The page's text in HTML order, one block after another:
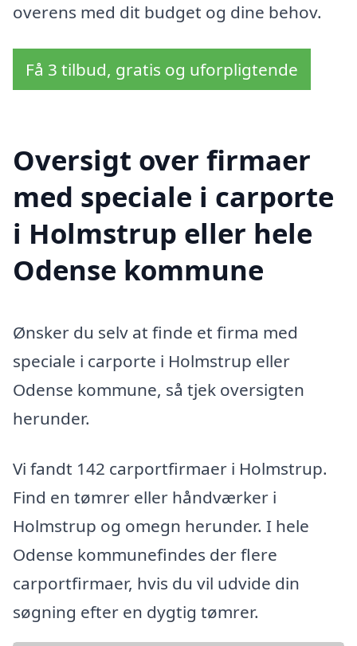
overens med dit budget og dine behov.
Få 3 tilbud, gratis og uforpligtende
Oversigt over firmaer
med speciale i carporte
i Holmstrup eller hele
Odense kommune
Ønsker du selv at finde et firma med
speciale i carporte i Holmstrup eller
Odense kommune, så tjek oversigten
herunder.
Vi fandt 142 carportfirmaer i Holmstrup.
Find en tømrer eller håndværker i
Holmstrup og omegn herunder. I hele
Odense kommunefindes der flere
carportfirmaer, hvis du vil udvide din
søgning efter en dygtig tømrer.